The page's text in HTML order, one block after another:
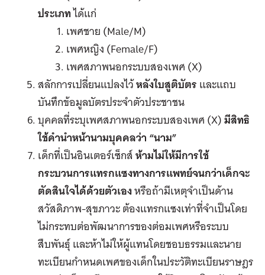
ประเภทได้แก่
เพศชาย (Male/M)
เพศหญิง (Female/F)
เพศสภาพนอกระบบสองเพศ (X)
สลักการเปลี่ยนแปลงไว้หลังใบสูติบัตรและแถบ
บันทึกข้อมูลบัตรประจำตัวประชาชน
บุคคลที่ระบุเพศสภาพนอกระบบสองเพศ (X)มีสิทธิ
ใช้คำนำหน้านามบุคคลว่า “นาม”
เด็กที่เป็นอินเตอร์เซ็กส์ห้ามไม่ให้มีการใช้
กระบวนการแทรกแซงทางการแพทย์จนกว่าเด็กจะ
ตัดสินใจได้ด้วยตัวเองหรือถ้ามีเหตุจำเป็นด้าน
สวัสดิภาพ-สุขภาวะ ต้องแทรกแซงเท่าที่จำเป็นโดย
ไม่กระทบต่อพัฒนาการของต่อมเพศหรือระบบ
สืบพันธุ์ และห้าไม่ให้ผู้แทนโดยชอบธรรมและนาย
ทะเบียนกำหนดเพศของเด็กในประวัติทะเบียนราษฎร